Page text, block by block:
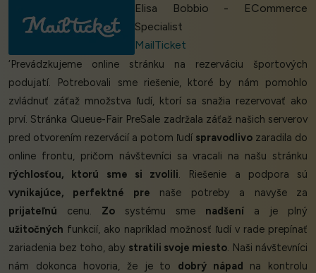
Elisa Bobbio - ECommerce
Specialist
MailTicket
‘Prevádzkujeme online stránku na rezerváciu športových
podujatí. Potrebovali sme riešenie, ktoré by nám pomohlo
zvládnuť záťaž množstva ľudí, ktorí sa snažia rezervovať ako
prví. Stránka Queue-Fair PreSale zadržala záťaž našich serverov
pred otvorením rezervácií a potom ľudí spravodlivo zaradila do
online frontu, pričom návštevníci sa vracali na našu stránku
rýchlosťou, ktorú sme si zvolili. Riešenie a podpora sú
vynikajúce, perfektné pre naše potreby a navyše za
prijateľnú cenu. Zo systému sme nadšení a je plný
užitočných funkcií, ako napríklad možnosť ľudí v rade prepínať
zariadenia bez toho, aby stratili svoje miesto. Naši návštevníci
nám dokonca hovoria, že je to dobrý nápad na kontrolu